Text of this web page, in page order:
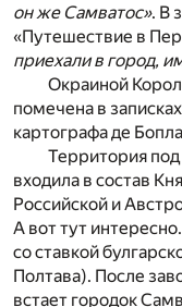
он же Самватос». В
«Путешествие в
приехали в город,
Окраиной
помечена в
картографа де
Территория
входила в состав
Российской и
А вот тут
со ставкой
Полтава). После
встает городок